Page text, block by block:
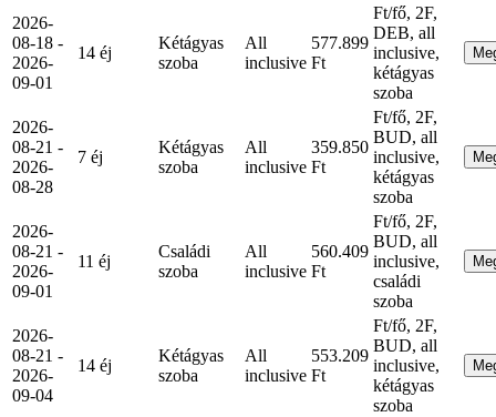
2026-
08-18 -
2026-
09-01
14 éj
Kétágyas
szoba
All
inclusive
577.899
Ft
Ft/fő, 2F,
DEB, all
inclusive,
kétágyas
szoba
2026-
08-21 -
2026-
08-28
7 éj
Kétágyas
szoba
All
inclusive
359.850
Ft
Ft/fő, 2F,
BUD, all
inclusive,
kétágyas
szoba
2026-
08-21 -
2026-
09-01
11 éj
Családi
szoba
All
inclusive
560.409
Ft
Ft/fő, 2F,
BUD, all
inclusive,
családi
szoba
2026-
08-21 -
2026-
09-04
14 éj
Kétágyas
szoba
All
inclusive
553.209
Ft
Ft/fő, 2F,
BUD, all
inclusive,
kétágyas
szoba